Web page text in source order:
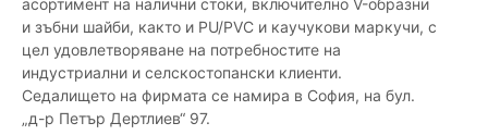
асортимент на налични стоки, включително V-образни
и зъбни шайби, както и PU/PVC и каучукови маркучи, с
цел удовлетворяване на потребностите на
индустриални и селскостопански клиенти.
Седалището на фирмата се намира в София, на бул.
„д-р Петър Дертлиев“ 97.